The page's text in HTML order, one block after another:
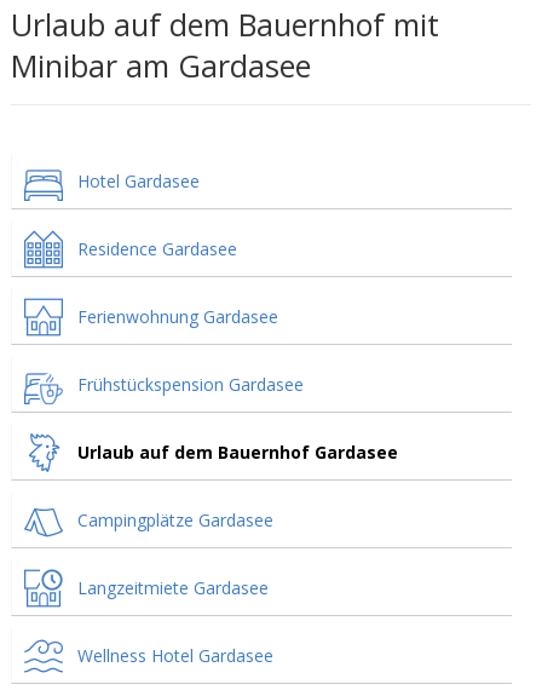
Urlaub auf dem Bauernhof mit
Minibar am Gardasee
Hotel Gardasee
Residence Gardasee
Ferienwohnung Gardasee
Frühstückspension Gardasee
Urlaub auf dem Bauernhof Gardasee
Campingplätze Gardasee
Langzeitmiete Gardasee
Wellness Hotel Gardasee